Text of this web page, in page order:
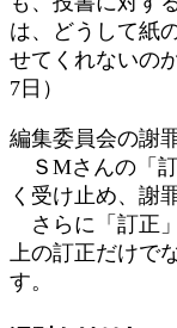
は、どうして紙
せてくれないの
7日）
編集委員会の謝
ＳМさんの「訂
く受け止め、謝
さらに「訂正
上の訂正だけで
す。